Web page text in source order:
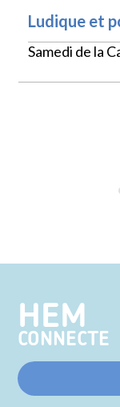
Ludique et
Samedi de la
HEM
CONNECTE